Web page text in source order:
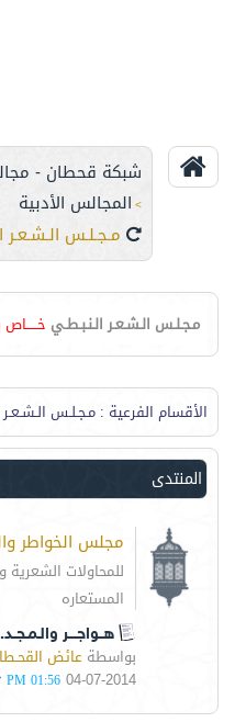
شبكة قحطان -
> المجالس الأدبية
مـجـلـس الـشـعـر
مـجـلـس الـشـعـر الـنـبـطـي
الأقسام الفرعية : مـجـلـس الـشـعـر
المنتدى
مجلس الخواطر
للمحاولات الشعرية
المستعاره
هــواجــــر
بواسطةعائض
04-07-2014
01:56 PM